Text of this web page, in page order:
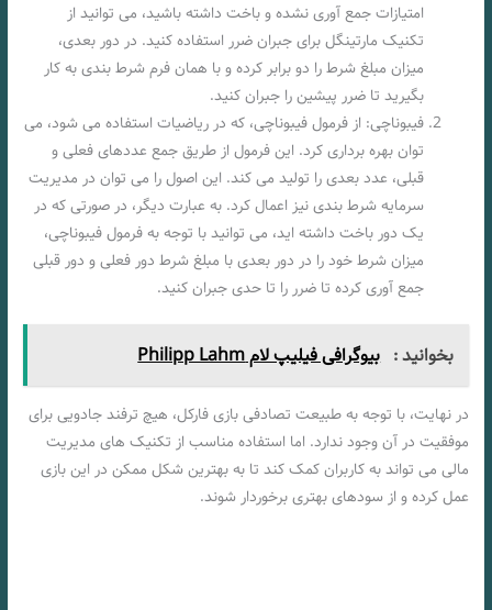
امتیازات جمع‌ آوری نشده و باخت داشته باشید، می‌ توانید از
تکنیک مارتینگل برای جبران ضرر استفاده کنید. در دور بعدی،
میزان مبلغ شرط را دو برابر کرده و با همان فرم شرط‌ بندی به کار
بگیرید تا ضرر پیشین را جبران کنید.
فیبوناچی: از فرمول فیبوناچی، که در ریاضیات استفاده می‌ شود، می‌
توان بهره‌ برداری کرد. این فرمول از طریق جمع عددهای فعلی و
قبلی، عدد بعدی را تولید می‌ کند. این اصول را می‌ توان در مدیریت
سرمایه شرط‌ بندی نیز اعمال کرد. به عبارت دیگر، در صورتی که در
یک دور باخت داشته‌ اید، می‌ توانید با توجه به فرمول فیبوناچی،
میزان شرط خود را در دور بعدی با مبلغ شرط دور فعلی و دور قبلی
جمع‌ آوری کرده تا ضرر را تا حدی جبران کنید.
بخوانید : بیوگرافی فیلیپ لام Philipp Lahm
در نهایت، با توجه به طبیعت تصادفی بازی فارکل، هیچ ترفند جادویی برای
موفقیت در آن وجود ندارد. اما استفاده مناسب از تکنیک‌ های مدیریت
مالی می‌ تواند به کاربران کمک کند تا به بهترین شکل ممکن در این بازی
عمل کرده و از سودهای بهتری برخوردار شوند.